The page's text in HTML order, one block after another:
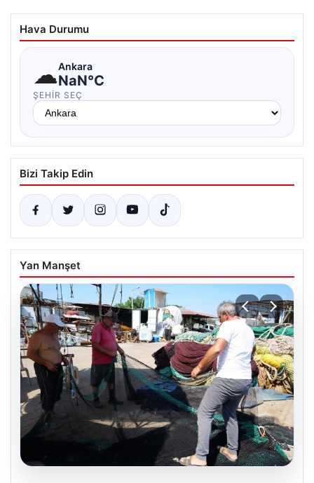
Hava Durumu
☁Ankara
NaN°C
ŞEHIR SEÇ
Bizi Takip Edin
Yan Manşet